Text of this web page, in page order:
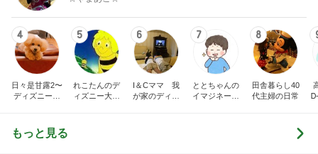
4
日々是甘露2〜
ディズニー風
5
れこたんのデ
ィズニー大好
6
I＆Cママ 我
が家のディズ
7
ととちゃんの
イマジネーシ
8
田舎暮らし40
代主婦の日常
もっと見る